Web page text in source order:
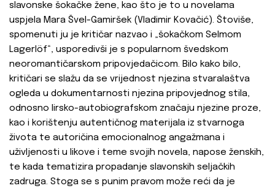
slavonske šokačke žene, kao što je to u novelama
uspjela Mara Švel-Gamiršek (Vladimir Kovačić). Štoviše,
spomenuti ju je kritičar nazvao i „šokačkom Selmom
Lagerlöf“, usporedivši je s popularnom švedskom
neoromantičarskom pripovjedačicom. Bilo kako bilo,
kritičari se slažu da se vrijednost njezina stvaralaštva
ogleda u dokumentarnosti njezina pripovjednog stila,
odnosno lirsko-autobiografskom značaju njezine proze,
kao i korištenju autentičnog materijala iz stvarnoga
života te autoričina emocionalnog angažmana i
uživljenosti u likove i teme svojih novela, napose ženskih,
te kada tematizira propadanje slavonskih seljačkih
zadruga. Stoga se s punim pravom može reći da je